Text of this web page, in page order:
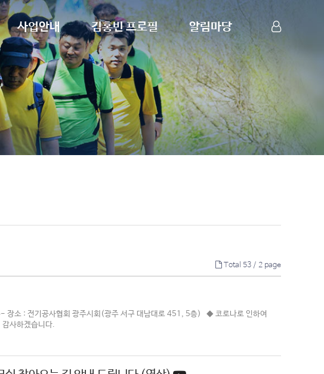
SIGN UP
사업안내
장애인
청소년
김홍빈 프로필
산악인 김홍빈
프로필
포상경력
7대륙 최고봉
8000m 14좌
스키/사이클
원정대 후원사
알림마당
공지사항
포토갤러리
영상자료실
언론보도
연례보고
행사요청
자유게시판
Total 53 / 2 page
소 : 전기공사협회 광주시회(광주 서구 대남대로 451, 5층) ◆ 코로나로 인하여
사하겠습니다.